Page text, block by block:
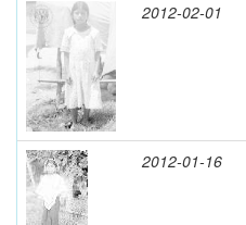
2012-02-01
2012-01-16